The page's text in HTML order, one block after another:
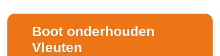
Boot onderhouden
Vleuten